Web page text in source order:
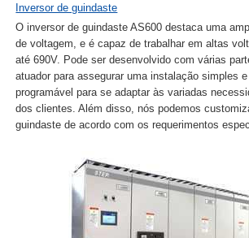
Inversor de guindaste
O inversor de guindaste AS600 destaca uma
de voltagem, e é capaz de trabalhar em altas
até 690V. Pode ser desenvolvido com várias
atuador para assegurar uma instalação simples
programável para se adaptar às variadas
dos clientes. Além disso, nós podemos
guindaste de acordo com os requerimentos